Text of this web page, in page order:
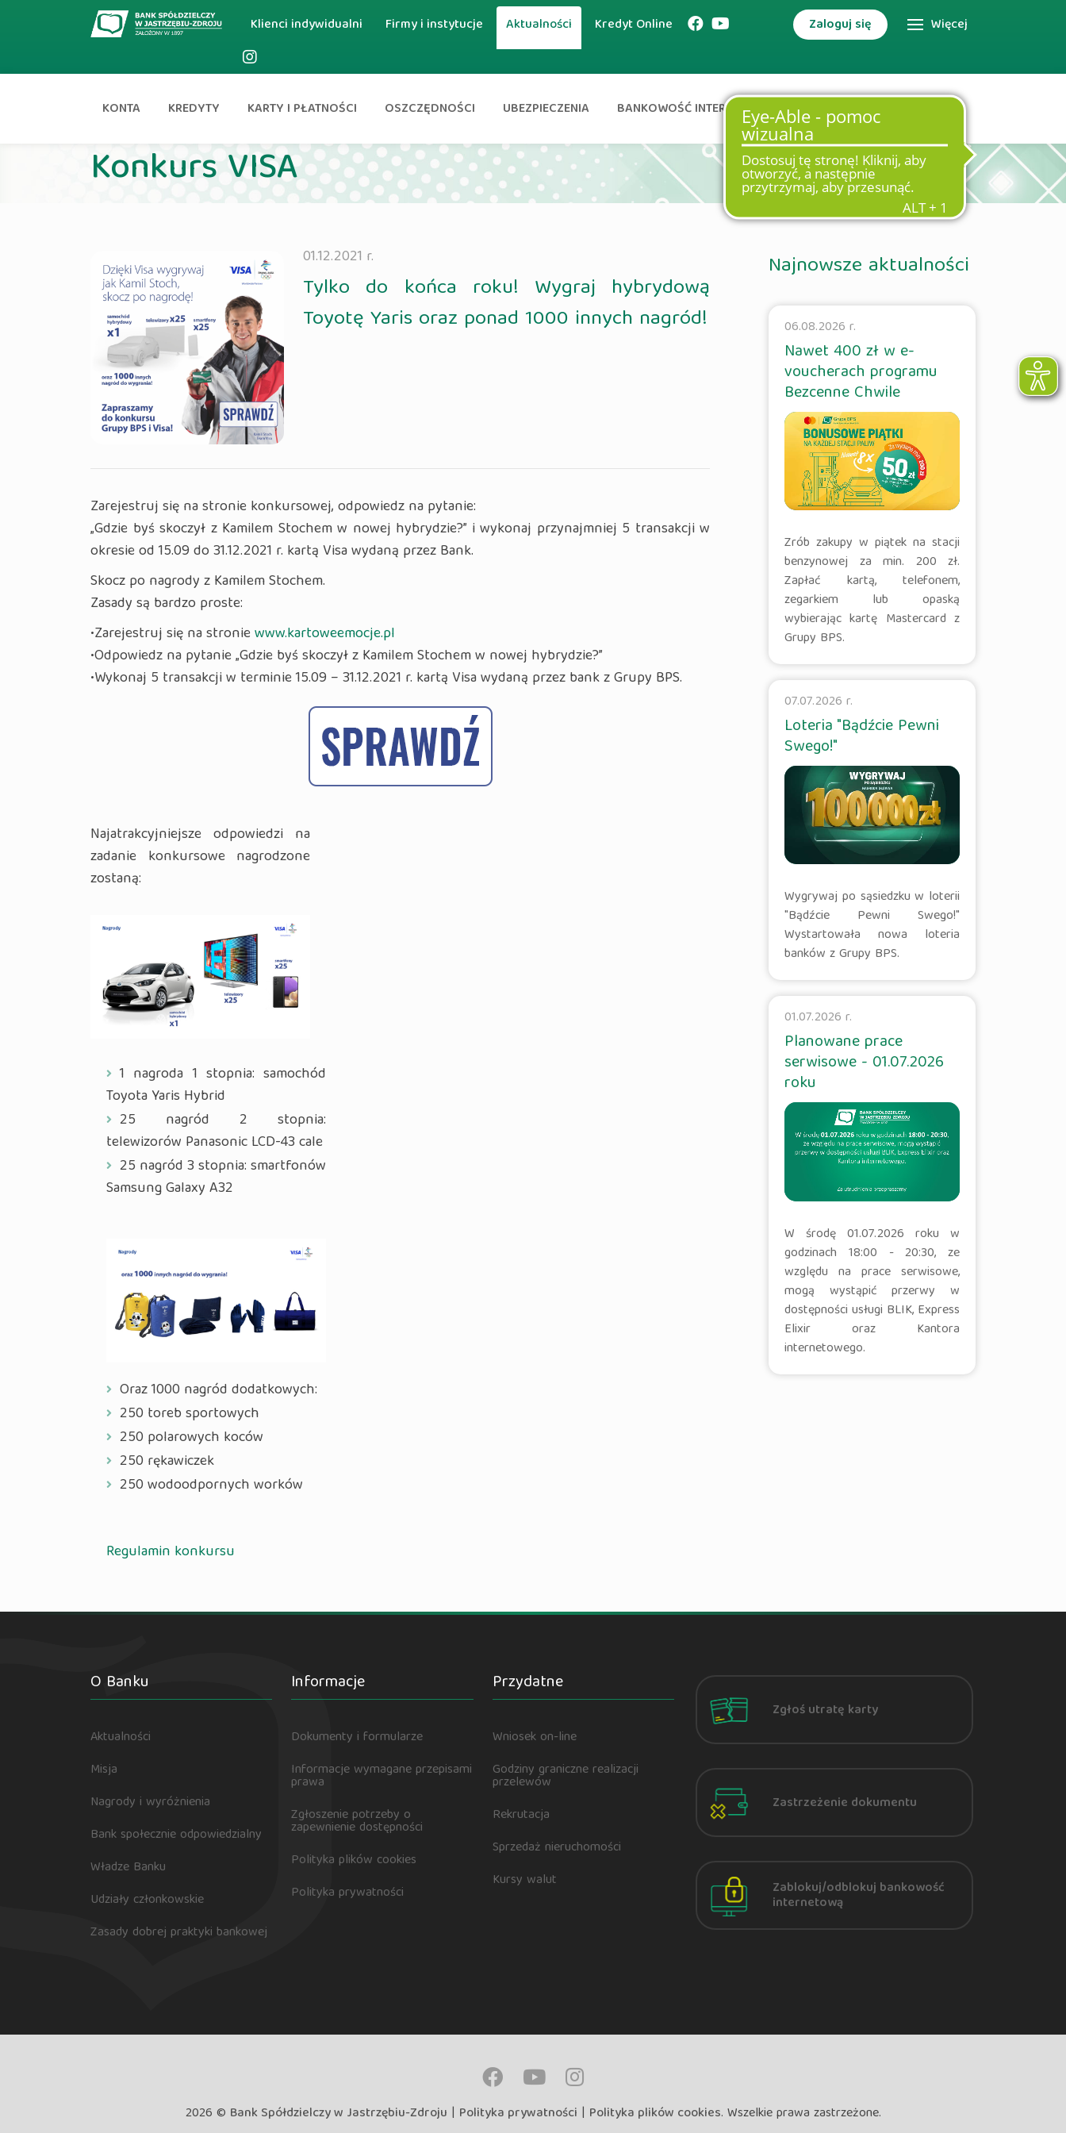
Klienci indywidualni Firmy i instytucje Aktualności Kredyt Online Zaloguj się Więcej
KONTA KREDYTY KARTY I PŁATNOŚCI OSZCZĘDNOŚCI UBEZPIECZENIA BANKOWOŚĆ INTERNETOWA
DODATKOWE USŁUGI
Konkurs VISA
01.12.2021 r.
Tylko do końca roku! Wygraj hybrydową
Toyotę Yaris oraz ponad 1000 innych nagród!
Zarejestruj się na stronie konkursowej, odpowiedz na pytanie:
„Gdzie byś skoczył z Kamilem Stochem w nowej hybrydzie?” i wykonaj przynajmniej 5 transakcji w
okresie od 15.09 do 31.12.2021 r. kartą Visa wydaną przez Bank.
Skocz po nagrody z Kamilem Stochem.
Zasady są bardzo proste:
•Zarejestruj się na stroniewww.kartoweemocje.pl
•Odpowiedz na pytanie „Gdzie byś skoczył z Kamilem Stochem w nowej hybrydzie?”
•Wykonaj 5 transakcji w terminie 15.09 – 31.12.2021 r. kartą Visa wydaną przez bank z Grupy BPS.
Najatrakcyjniejsze odpowiedzi na
zadanie konkursowe nagrodzone
zostaną:
1 nagroda 1 stopnia: samochód
Toyota Yaris Hybrid
25 nagród 2 stopnia:
telewizorów Panasonic LCD-43 cale
25 nagród 3 stopnia: smartfonów
Samsung Galaxy A32
Oraz 1000 nagród dodatkowych:
250 toreb sportowych
250 polarowych koców
250 rękawiczek
250 wodoodpornych worków
Regulamin konkursu
Najnowsze aktualności
06.08.2026 r.
Nawet 400 zł w e-
voucherach programu
Bezcenne Chwile
Zrób zakupy w piątek na stacji
benzynowej za min. 200 zł.
Zapłać kartą, telefonem,
zegarkiem lub opaską
wybierając kartę Mastercard z
Grupy BPS.
07.07.2026 r.
Loteria "Bądźcie Pewni
Swego!"
Wygrywaj po sąsiedzku w loterii
"Bądźcie Pewni Swego!"
Wystartowała nowa loteria
banków z Grupy BPS.
01.07.2026 r.
Planowane prace
serwisowe - 01.07.2026
roku
W środę 01.07.2026 roku w
godzinach 18:00 - 20:30, ze
względu na prace serwisowe,
mogą wystąpić przerwy w
dostępności usługi BLIK, Express
Elixir oraz Kantora
internetowego.
O Banku
Aktualności
Misja
Nagrody i wyróżnienia
Bank społecznie odpowiedzialny
Władze Banku
Udziały członkowskie
Zasady dobrej praktyki bankowej
Informacje
Dokumenty i formularze
Informacje wymagane przepisami
prawa
Zgłoszenie potrzeby o
zapewnienie dostępności
Polityka plików cookies
Polityka prywatności
Przydatne
Wniosek on-line
Godziny graniczne realizacji
przelewów
Rekrutacja
Sprzedaż nieruchomości
Kursy walut
Zgłoś utratę karty
Zastrzeżenie dokumentu
Zablokuj/odblokuj bankowość
internetową
2026 © Bank Spółdzielczy w Jastrzębiu-Zdroju | Polityka prywatności | Polityka plików cookies. Wszelkie prawa zastrzeżone.